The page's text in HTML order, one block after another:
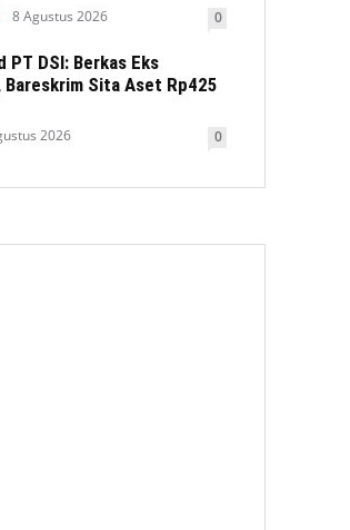
8 Agustus 2026 0
PT DSI: Berkas Eks
Sita Aset Rp425
2026 0